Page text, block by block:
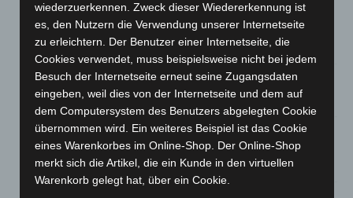
Gasleitung bei McDonald’s-Umbau in Langenhagen
beschädigt
5. August 2026
Anklage nach Abschaltung von „Archetyp Market“ erhoben
3. August 2026
Hannover: Polizei stoppt 166 Trunkenheitsfahrten bei
Großkontrolle
2. August 2026
wiederzuerkennen. Zweck dieser Wiedererkennung ist
es, den Nutzern die Verwendung unserer Internetseite
zu erleichtern. Der Benutzer einer Internetseite, die
Cookies verwendet, muss beispielsweise nicht bei jedem
Besuch der Internetseite erneut seine Zugangsdaten
eingeben, weil dies von der Internetseite und dem auf
dem Computersystem des Benutzers abgelegten Cookie
übernommen wird. Ein weiteres Beispiel ist das Cookie
eines Warenkorbes im Online-Shop. Der Online-Shop
merkt sich die Artikel, die ein Kunde in den virtuellen
Warenkorb gelegt hat, über ein Cookie.